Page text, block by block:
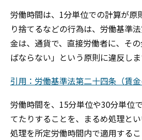
労働時間は、1分単位での計算が原
り捨てるなどの行為は、労働基準
金は、通貨で、直接労働者に、そ
ばならない」という原則に違反しま
引用：労働基準法第二十四条（賃
労働時間を、15分単位や30分単位
てたりすることを、まるめ処理と
処理を所定労働時間内で適用するこ